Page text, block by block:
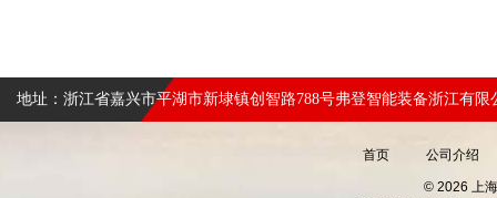
地址：浙江省嘉兴市平湖市新埭镇创智路788号弗登智能装备浙江有限
首页 公司介绍
© 2026 上